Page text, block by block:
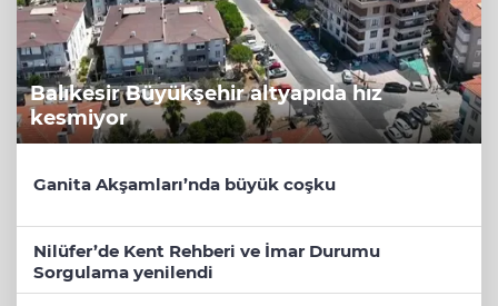
Balıkesir Büyükşehir altyapıda hız
kesmiyor
Ganita Akşamları’nda büyük coşku
Nilüfer’de Kent Rehberi ve İmar Durumu
Sorgulama yenilendi